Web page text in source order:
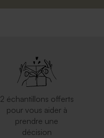
2 échantillons offerts
pour vous aider à
prendre une
décision